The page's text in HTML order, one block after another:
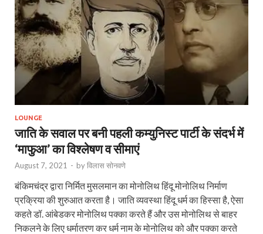
LOUNGE
जाति के सवाल पर बनी पहली कम्युनिस्ट पार्टी के संदर्भ में
‘माफुआ’ का विश्लेषण व सीमाएं
August 7, 2021 - byविलास सोनवणे
बंकिमचंद्र द्वारा निर्मित मुसलमान का मोनोलिथ हिंदू मोनोलिथ निर्माण
प्रक्रिया की शुरुआत करता है। जाति व्यवस्था हिंदू धर्म का हिस्सा है, ऐसा
कहते डॉ. आंबेडकर मोनोलिथ पक्का करते हैं और उस मोनोलिथ से बाहर
निकलने के लिए धर्मातरण कर धर्म नाम के मोनोलिथ को और पक्का करते